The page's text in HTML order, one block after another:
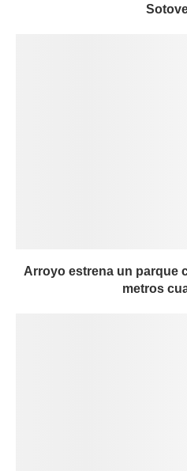
Arroyo estrena un parque
metros